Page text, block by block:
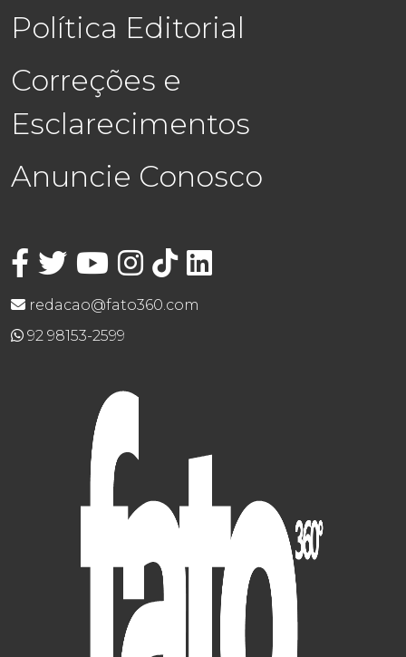
Política Editorial
Correções e
Esclarecimentos
Anuncie Conosco
redacao@fato360.com
92 98153-2599